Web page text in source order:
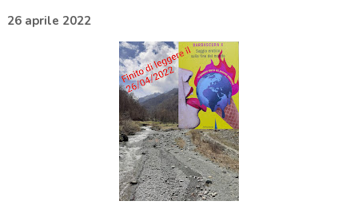
26 aprile 2022